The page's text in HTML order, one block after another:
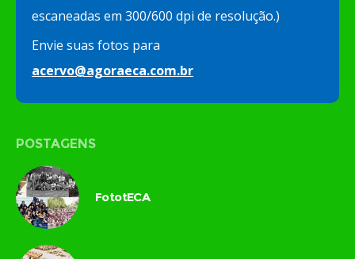
escaneadas em 300/600 dpi de resolução.)
Envie suas fotos para
acervo@agoraeca.com.br
POSTAGENS
FototECA